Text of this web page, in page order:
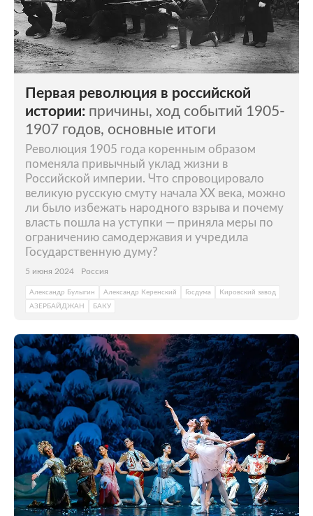
Первая революция в российской
истории: причины, ход событий 1905-
1907 годов, основные итоги
Революция 1905 года коренным образом
поменяла привычный уклад жизни в
Российской империи. Что спровоцировало
великую русскую смуту начала XX века, можно
ли было избежать народного взрыва и почему
власть пошла на уступки — приняла меры по
ограничению самодержавия и учредила
Государственную думу?
5 июня 2024 Россия
Александр Булыгин Александр Керенский Госдума
Кировский завод
АЗЕРБАЙДЖАН
БАКУ